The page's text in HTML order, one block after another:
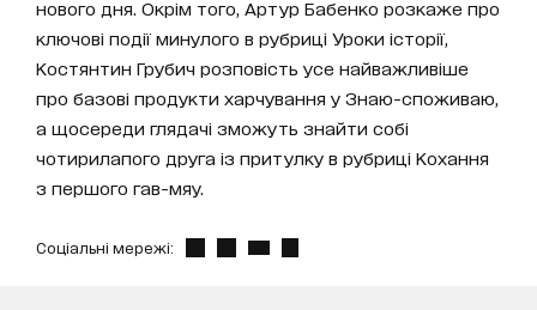
нового дня. Окрім того, Артур Бабенко розкаже про
ключові події минулого в рубриці Уроки історії,
Костянтин Грубич розповість усе найважливіше
про базові продукти харчування у Знаю-споживаю,
а щосереди глядачі зможуть знайти собі
чотирилапого друга із притулку в рубриці Кохання
з першого гав-мяу.
Соціальні мережі: